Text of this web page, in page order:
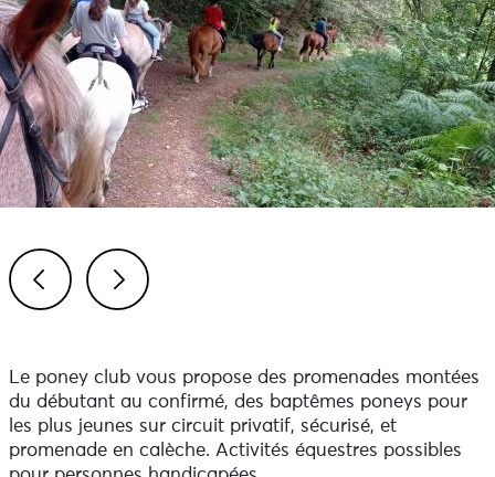
Le poney club vous propose des promenades montées
du débutant au confirmé, des baptêmes poneys pour
les plus jeunes sur circuit privatif, sécurisé, et
promenade en calèche. Activités équestres possibles